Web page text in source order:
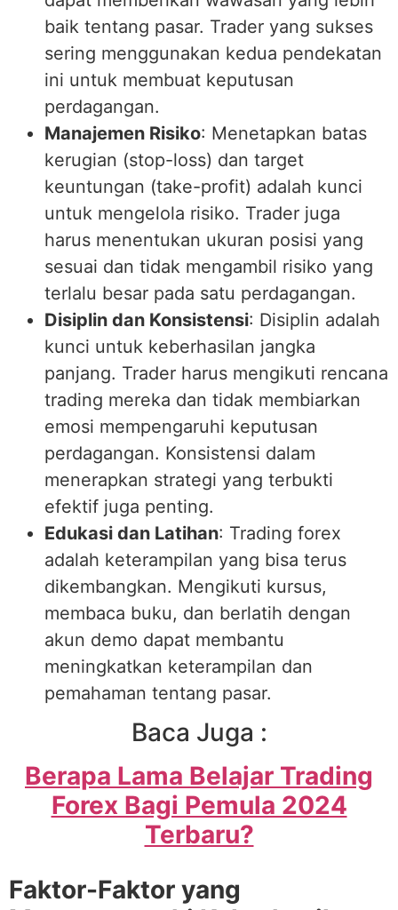
baik tentang pasar. Trader yang sukses
sering menggunakan kedua pendekatan
ini untuk membuat keputusan
perdagangan.
Manajemen Risiko: Menetapkan batas
kerugian (stop-loss) dan target
keuntungan (take-profit) adalah kunci
untuk mengelola risiko. Trader juga
harus menentukan ukuran posisi yang
sesuai dan tidak mengambil risiko yang
terlalu besar pada satu perdagangan.
Disiplin dan Konsistensi: Disiplin adalah
kunci untuk keberhasilan jangka
panjang. Trader harus mengikuti rencana
trading mereka dan tidak membiarkan
emosi mempengaruhi keputusan
perdagangan. Konsistensi dalam
menerapkan strategi yang terbukti
efektif juga penting.
Edukasi dan Latihan: Trading forex
adalah keterampilan yang bisa terus
dikembangkan. Mengikuti kursus,
membaca buku, dan berlatih dengan
akun demo dapat membantu
meningkatkan keterampilan dan
pemahaman tentang pasar.
Baca Juga :
Berapa Lama Belajar Trading
Forex Bagi Pemula 2024
Terbaru?
Faktor-Faktor yang